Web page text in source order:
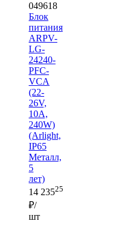
049618
Блок
питания
ARPV-
LG-
24240-
PFC-
VCA
(22-
26V,
10A,
240W)
(Arlight,
IP65
Металл,
5
лет)
14 23525
₽/
шт